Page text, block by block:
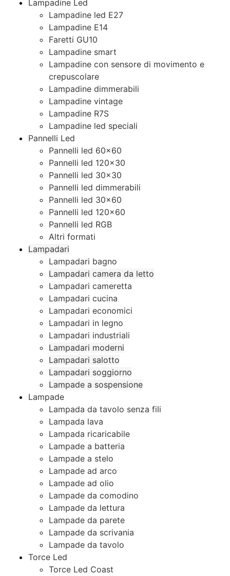
Lampadine Led
Lampadine led E27
Lampadine E14
Faretti GU10
Lampadine smart
Lampadine con sensore di movimento e
crepuscolare
Lampadine dimmerabili
Lampadine vintage
Lampadine R7S
Lampadine led speciali
Pannelli Led
Pannelli led 60×60
Pannelli led 120×30
Pannelli led 30×30
Pannelli led dimmerabili
Pannelli led 30×60
Pannelli led 120×60
Pannelli led RGB
Altri formati
Lampadari
Lampadari bagno
Lampadari camera da letto
Lampadari cameretta
Lampadari cucina
Lampadari economici
Lampadari in legno
Lampadari industriali
Lampadari moderni
Lampadari salotto
Lampadari soggiorno
Lampade a sospensione
Lampade
Lampada da tavolo senza fili
Lampada lava
Lampada ricaricabile
Lampade a batteria
Lampade a stelo
Lampade ad arco
Lampade ad olio
Lampade da comodino
Lampade da lettura
Lampade da parete
Lampade da scrivania
Lampade da tavolo
Torce Led
Torce Led Coast